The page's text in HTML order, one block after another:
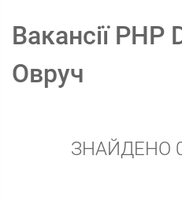
Вакансії PHP
Овруч
ЗНАЙДЕНО